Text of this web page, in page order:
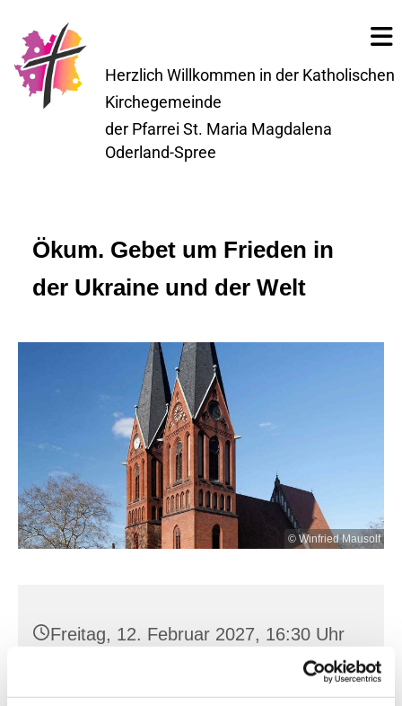
Herzlich Willkommen in der Katholischen
Kirchegemeinde
der Pfarrei St. Maria Magdalena
Oderland-Spree
Ökum. Gebet um Frieden in
der Ukraine und der Welt
© Winfried Mausolf
Freitag, 12. Februar 2027, 16:30 Uhr